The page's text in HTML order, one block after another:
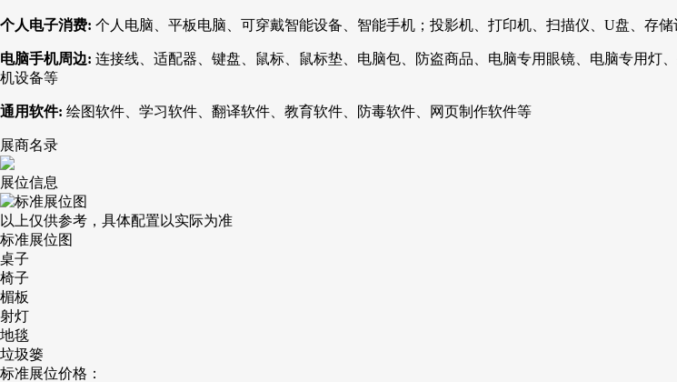
个人电子消费: 个人电脑、平板电脑、可穿戴智能设备、智能手机；投影机、打印机、扫描仪、U盘、存储
电脑手机周边: 连接线、适配器、键盘、鼠标、鼠标垫、电脑包、防盗商品、电脑专用眼镜、电脑专用
机设备等
通用软件: 绘图软件、学习软件、翻译软件、教育软件、防毒软件、网页制作软件等
展商名录
展位信息
以上仅供参考，具体配置以实际为准
标准展位图
桌子
椅子
楣板
射灯
地毯
垃圾篓
标准展位价格：